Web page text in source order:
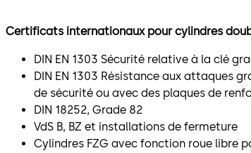
Certificats internationaux pour cylindres
DIN EN 1303 Sécurité relative à la clé
DIN EN 1303 Résistance aux attaques
de sécurité ou avec des plaques de
DIN 18252, Grade 82
VdS B, BZ et installations de fermeture
Cylindres FZG avec fonction roue libre